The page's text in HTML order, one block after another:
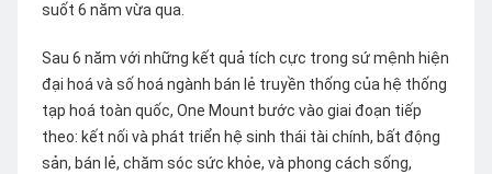
suốt 6 năm vừa qua.
Sau 6 năm với những kết quả tích cực trong sứ mệnh hiện
đại hoá và số hoá ngành bán lẻ truyền thống của hệ thống
tạp hoá toàn quốc, One Mount bước vào giai đoạn tiếp
theo: kết nối và phát triển hệ sinh thái tài chính, bất động
sản, bán lẻ, chăm sóc sức khỏe, và phong cách sống,